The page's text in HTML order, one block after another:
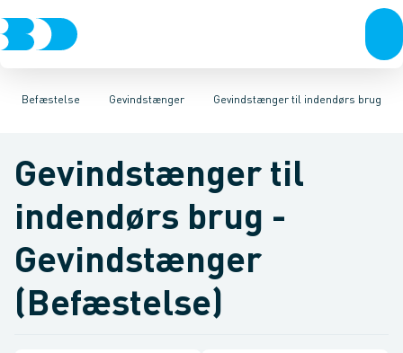
Befæstelse
VVSEl-teknik KloakVandforsyningKlimaKølIndustriVærktøj
Gevindstænger
Bolte & sætskruerMøtrikker SkiverSkruerSøm & dykkere
Gevindstænger til indendørs brug
Gevindstænger til udendørs brugGevindstænger til
Gevindstænger til
indendørs brug -
Gevindstænger
(Befæstelse)